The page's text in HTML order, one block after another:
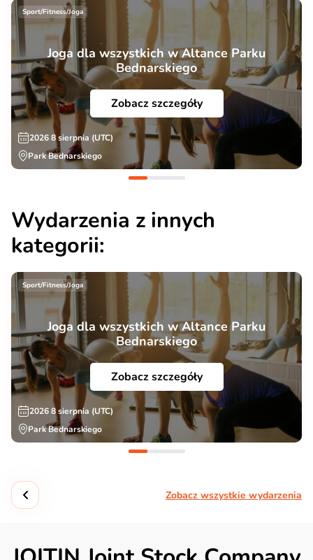
Sport/Fitness/Joga
Joga dla wszystkich w Altance Parku
Bednarskiego
Zobacz szczegóły
2026 8 sierpnia (UTC)
Park Bednarskiego
Wydarzenia z innych
kategorii:
Sport/Fitness/Joga
Joga dla wszystkich w Altance Parku
Bednarskiego
Zobacz szczegóły
2026 8 sierpnia (UTC)
Park Bednarskiego
Zobacz wszystkie wydarzenia